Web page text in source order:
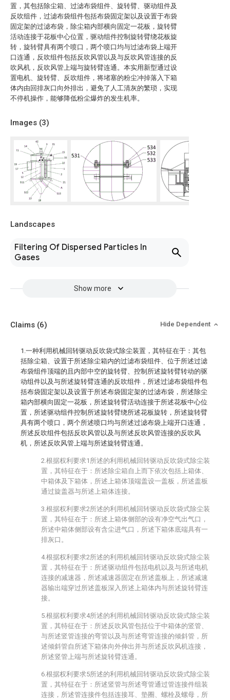
置，其包括除尘箱、过滤布袋组件、旋转臂、驱动组件及
反吹组件，过滤布袋组件包括布袋固定架以及设置于布袋
固定架的过滤布袋，除尘箱内部横向固定一花板，旋转臂
活动连接于花板中心位置，驱动组件控制旋转臂绕花板旋
转，旋转臂具有两个喷口，两个喷口均与过滤布袋上端开
口连通，反吹组件包括反吹风管以及与反吹风管连接的反
吹风机，反吹风管上端与旋转臂连通。本实用新型通过设
置电机、旋转臂、反吹组件，将堵塞的粉尘冲掉落入下箱
体内由回排灰口向外排出，避免了人工清灰的繁琐，实现
不停机操作，能够降低粉尘爆炸的发生机率。
Images (3)
Landscapes
Filtering Of Dispersed Particles In
Gases
Show more
Claims (6) Hide Dependent
1.一种利用机械回转驱动反吹袋式除尘装置，其特征在于：其包
括除尘箱、设置于所述除尘箱内的过滤布袋组件、位于所述过滤
布袋组件顶端的且内部中空的旋转臂、控制所述旋转臂转动的驱
动组件以及与所述旋转臂连通的反吹组件，所述过滤布袋组件包
括布袋固定架以及设置于所述布袋固定架的过滤布袋，所述除尘
箱内部横向固定一花板，所述旋转臂活动连接于所述花板中心位
置，所述驱动组件控制所述旋转臂绕所述花板旋转，所述旋转臂
具有两个喷口，两个所述喷口均与所述过滤布袋上端开口连通，
所述反吹组件包括反吹风管以及与所述反吹风管连接的反吹风
机，所述反吹风管上端与所述旋转臂连通。
2.根据权利要求1所述的利用机械回转驱动反吹袋式除尘装
置，其特征在于：所述除尘箱自上而下依次包括上箱体、
中箱体及下箱体，所述上箱体顶端盖设一盖板，所述盖板
通过旋盖器与所述上箱体连接。
3.根据权利要求2所述的利用机械回转驱动反吹袋式除尘装
置，其特征在于：所述上箱体侧部的设有净空气出气口，
所述中箱体侧部设有含尘进气口，所述下箱体底端具有一
排灰口。
4.根据权利要求2所述的利用机械回转驱动反吹袋式除尘装
置，其特征在于：所述驱动组件包括电机以及与所述电机
连接的减速器，所述减速器固定在所述盖板上，所述减速
器输出端穿过所述盖板深入所述上箱体内与所述旋转臂连
接。
5.根据权利要求4所述的利用机械回转驱动反吹袋式除尘装
置，其特征在于：所述反吹风管包括位于中箱体的竖管、
与所述竖管连接的弯管以及与所述弯管连接的倾斜管，所
述倾斜管自所述下箱体向外伸出并与所述反吹风机连接，
所述竖管上端与所述旋转臂连通。
6.根据权利要求5所述的利用机械回转驱动反吹袋式除尘装
置，其特征在于：所述竖管与所述弯管通过管连接件组装
连接，所述管连接件包括连接耳、垫圈、螺栓及螺母，所